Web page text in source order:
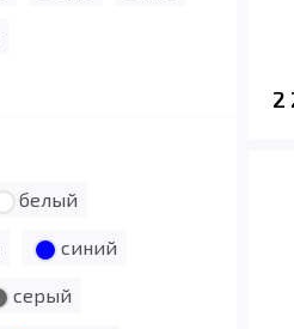
белый
синий
серый
2